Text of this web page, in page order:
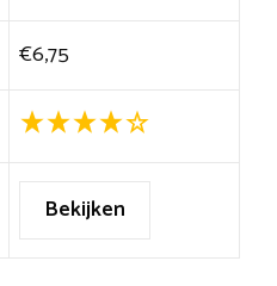
€6,75
Bekijken